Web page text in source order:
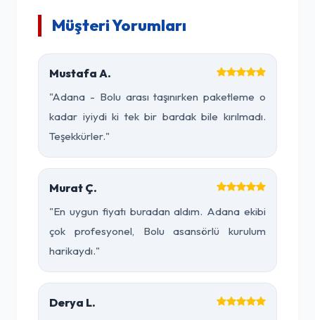
Müşteri Yorumları
Mustafa A.
"Adana - Bolu arası taşınırken paketleme o
kadar iyiydi ki tek bir bardak bile kırılmadı.
Teşekkürler."
Murat Ç.
"En uygun fiyatı buradan aldım. Adana ekibi
çok profesyonel, Bolu asansörlü kurulum
harikaydı."
Derya L.